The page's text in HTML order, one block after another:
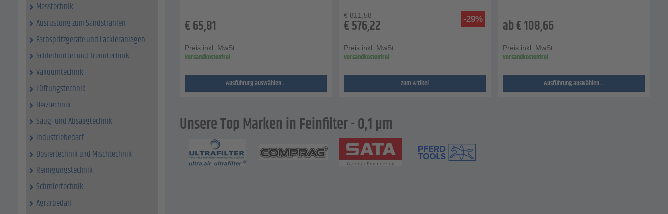
Messtechnik
Ausrüstung zum Sandstrahlen
Farbspritzgeräte und Lackieranlagen
Schleifmittel und Trenntechnik
Vakuumtechnik
Lüftungstechnik
Heiztechnik
Saug- und Absaugtechnik
Industriebedarf
Dosiertechnik und Mischtechnik
Reinigungstechnik
Schmiertechnik
Agrarbedarf
€65,81
Preis inkl. MwSt.
versandkostenfrei
Ausführung auswählen...
-29%
€ 811,58
€576,22
Preis inkl. MwSt.
versandkostenfrei
zum Artikel
ab€108,66
Preis inkl. MwSt.
versandkostenfrei
Ausführung auswählen...
Unsere Top Marken in Feinfilter - 0,1 µm